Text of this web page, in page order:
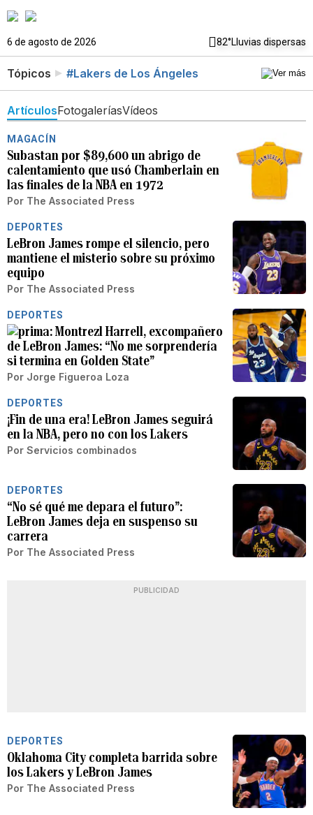
6 de agosto de 2026 82°Lluvias dispersas
Tópicos #Lakers de Los Ángeles
ArtículosFotogaleríasVídeos
MAGACÍN
Subastan por $89,600 un abrigo de
calentamiento que usó Chamberlain en
las finales de la NBA en 1972
Por The Associated Press
DEPORTES
LeBron James rompe el silencio, pero
mantiene el misterio sobre su próximo
equipo
Por The Associated Press
DEPORTES
Montrezl Harrell, excompañero
de LeBron James: “No me sorprendería
si termina en Golden State”
Por Jorge Figueroa Loza
DEPORTES
¡Fin de una era! LeBron James seguirá
en la NBA, pero no con los Lakers
Por Servicios combinados
DEPORTES
“No sé qué me depara el futuro”:
LeBron James deja en suspenso su
carrera
Por The Associated Press
PUBLICIDAD
DEPORTES
Oklahoma City completa barrida sobre
los Lakers y LeBron James
Por The Associated Press